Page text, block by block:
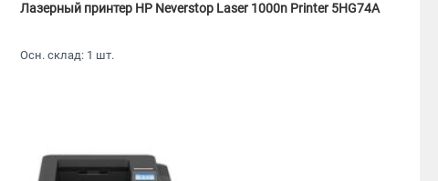
Лазерный принтер HP Neverstop Laser 1000n Printer 5HG74A
Осн. склад: 1 шт.